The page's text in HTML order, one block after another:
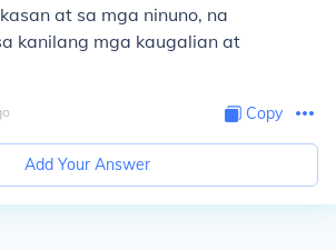
at sa mga ninuno, na
kanilang mga kaugalian at
Copy
Add Your Answer